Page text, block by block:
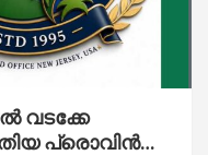
വടക്കേ
പ്രൊവിൻസ്;